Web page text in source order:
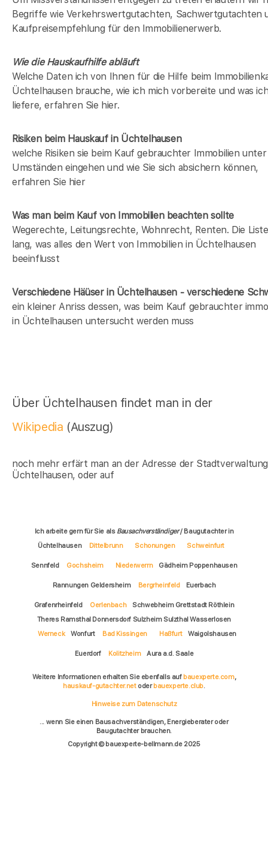
Begriffe wie Verkehrswertgutachten, Sachwertgutachten
Kaufpreisempfehlung für den Immobilienerwerb.
Wie die Hauskaufhilfe abläuft
Welche Daten ich von Ihnen für die Hilfe beim
Üchtelhausen brauche, wie ich mich vorbereite und was
liefere, erfahren Sie hier.
Risiken beim Hauskaufin Üchtelhausen
welche Risiken sie beim Kauf gebrauchter Immobilien unter
Umständen eingehen und wie Sie sich absichern können,
erfahren Sie hier
Was man beim Kauf von Immobilien beachten sollte
Wegerechte, Leitungsrechte, Wohnrecht, Renten. Die
lang, was alles den Wert von Immobilien in Üchtelhausen
beeinflusst
Verschiedene Häüser in Üchtelhausen - verschiedene
ein kleiner Anriss dessen, was beim Kauf gebrauchter
in Üchtelhausen untersucht werden muss
Über Üchtelhausen findet man in der
Wikipedia (Auszug)
noch mehr erfärt man an der Adresse der
Üchtelhausen, oder auf
Ich arbeite gern für Sie als Bausachverständiger/ Baugutachter in
Üchtelhausen
Dittelbrunn Schonungen Schweinfurt
Sennfeld Gochsheim Niederwerrn Gädheim Poppenhausen
Rannungen Geldersheim Bergrheinfeld Euerbach
Grafenrheinfeld Oerlenbach
Schwebheim Grettstadt Röthlein
Theres Ramsthal Donnersdorf Sulzheim Sulzthal Wasserlosen
Werneck
Wonfurt Bad Kissingen Haßfurt Waigolshausen
Euerdorf Kolitzheim Aura a.d. Saale
Weitere Informationen erhalten Sie ebenfalls auf bauexperte.com,
hauskauf-gutachter.netoderbauexperte.club.
Hinweise zum Datenschutz
... wenn Sie einen Bausachverständigen, Energieberater oder
Baugutachter brauchen.
Copyright © bauexperte-bellmann.de 2025